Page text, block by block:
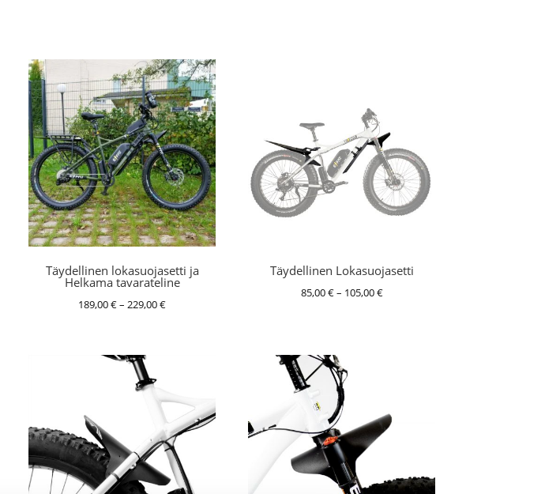
Täydellinen lokasuojasetti ja
Helkama tavarateline
189,00€– 229,00€Hintaluokka:
Täydellinen Lokasuojasetti
85,00€– 105,00€Hintaluokka: